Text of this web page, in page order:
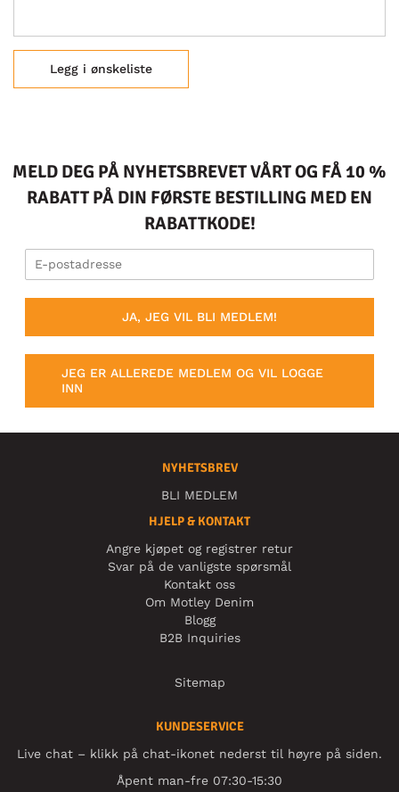
Legg i ønskeliste
MELD DEG PÅ NYHETSBREVET VÅRT OG FÅ 10 %
RABATT PÅ DIN FØRSTE BESTILLING MED EN
RABATTKODE!
JA, JEG VIL BLI MEDLEM!
JEG ER ALLEREDE MEDLEM OG VIL LOGGE
INN
NYHETSBREV
BLI MEDLEM
HJELP & KONTAKT
Angre kjøpet og registrer retur
Svar på de vanligste spørsmål
Kontakt oss
Om Motley Denim
Blogg
B2B Inquiries
Sitemap
KUNDESERVICE
Live chat – klikk på chat-ikonet nederst til høyre på siden.
Åpent man-fre 07:30-15:30